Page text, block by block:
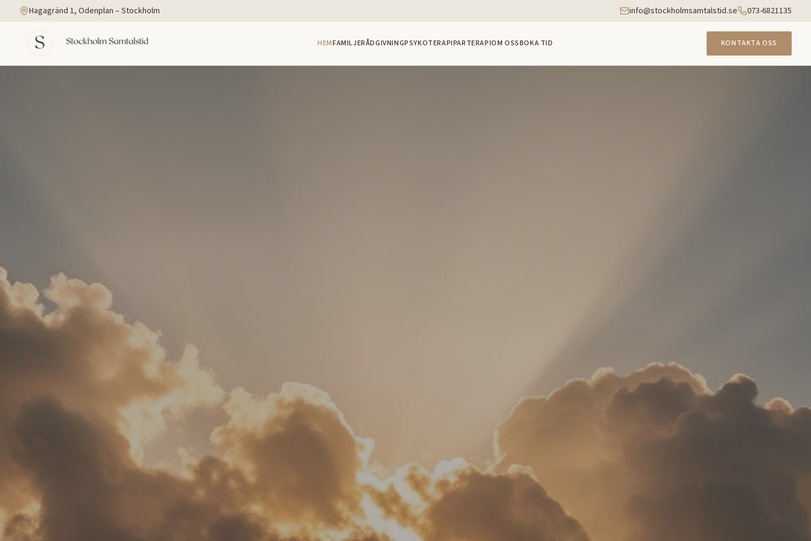
Hagagränd 1, Odenplan – Stockholm info@stockholmsamtalstid.se 073-6821135
HEMFAMILJERÅDGIVNINGPSYKOTERAPIPARTERAPIOM OSSBOKA TID KONTAKTA OSS